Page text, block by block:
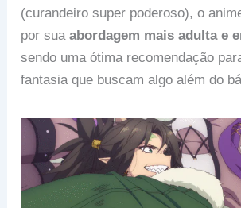
(curandeiro super poderoso), o
por suaabordagem mais adulta e
sendo uma ótima recomendação
fantasia que buscam algo além do